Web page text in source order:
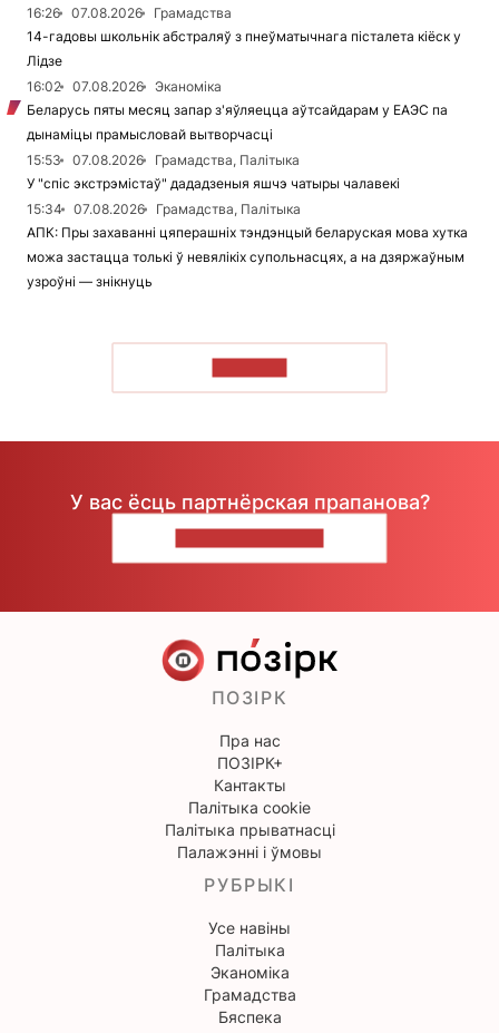
16:26
07.08.2026
Грамадства
14-гадовы школьнік абстраляў з пнеўматычнага пісталета кіёск у
Лідзе
16:02
07.08.2026
Эканоміка
Беларусь пяты месяц запар з'яўляецца аўтсайдарам у ЕАЭС па
дынаміцы прамысловай вытворчасці
15:53
07.08.2026
Грамадства, Палітыка
У "спіс экстрэмістаў" дададзеныя яшчэ чатыры чалавекі
15:34
07.08.2026
Грамадства, Палітыка
АПК: Пры захаванні цяперашніх тэндэнцый беларуская мова хутка
можа застацца толькі ў невялікіх супольнасцях, а на дзяржаўным
узроўні — знікнуць
У вас ёсць партнёрская прапанова?
ПОЗІРК
Пра нас
ПОЗІРК+
Кантакты
Палітыка cookie
Палітыка прыватнасці
Палажэнні і ўмовы
РУБРЫКІ
Усе навіны
Палітыка
Эканоміка
Грамадства
Бяспека